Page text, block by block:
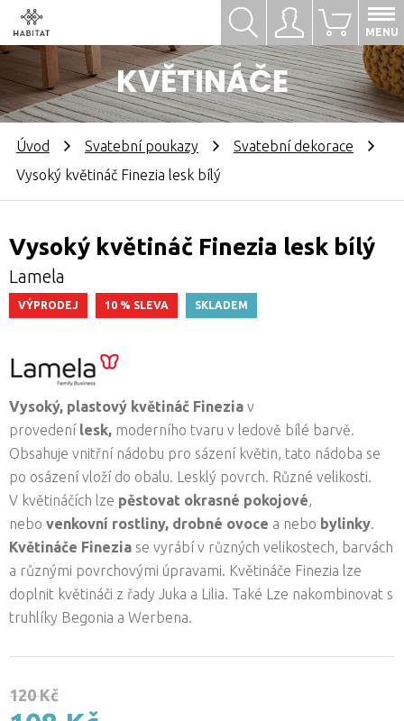
Přihlásit se
KVĚTINÁČE
0
MENU
Hledat
Úvod Svatební poukazy
Svatební dekorace
Vysoký květináč Finezia lesk bílý
Vysoký květináč Finezia lesk bílý
Lamela
VÝPRODEJ 10 % SLEVA SKLADEM
Vysoký, plastový květináč Finezia v
provedení lesk, moderního tvaru v ledově bílé barvě.
Obsahuje vnitřní nádobu pro sázení květin, tato nádoba se
po osázení vloží do obalu. Lesklý povrch. Různé velikosti.
V květináčích lze pěstovat okrasné pokojové,
nebo venkovní rostliny, drobné ovoce a nebo bylinky.
Květináče Finezia se vyrábí v různých velikostech, barvách
a různými povrchovými úpravami. Květináče Finezia lze
doplnit květináči z řady Juka a Lilia. Také Lze nakombinovat s
truhlíky Begonia a Werbena.
120 Kč